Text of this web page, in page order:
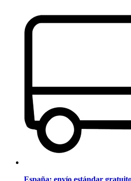
España: envío estándar